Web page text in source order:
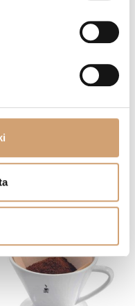
teräksinen mausteputki 15cm